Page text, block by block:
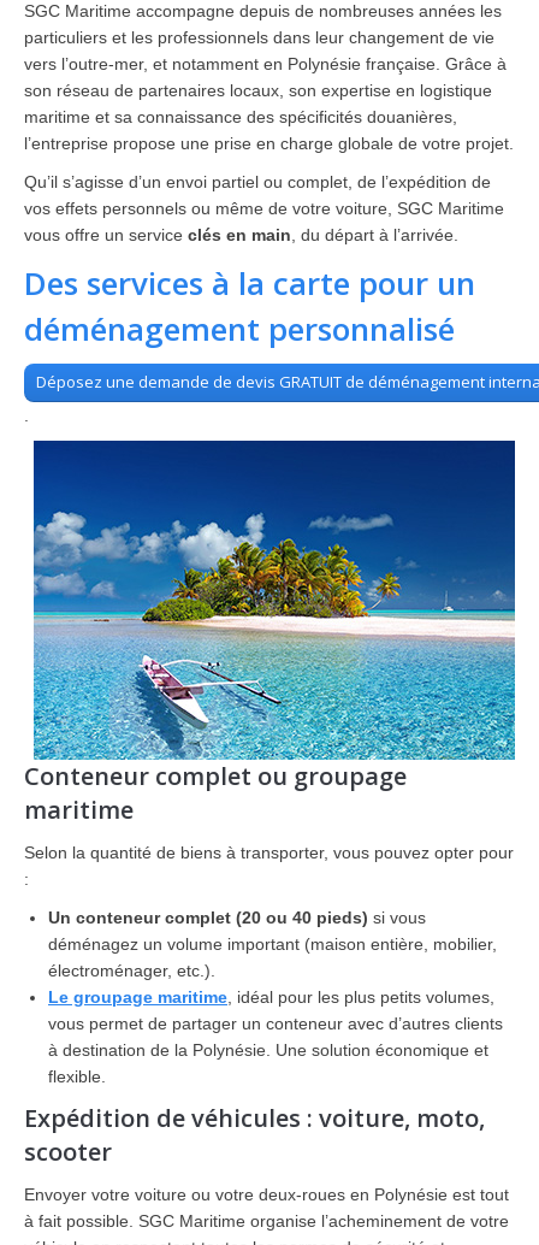
SGC Maritime accompagne depuis de nombreuses années les
particuliers et les professionnels dans leur changement de vie
vers l’outre-mer, et notamment en Polynésie française. Grâce à
son réseau de partenaires locaux, son expertise en logistique
maritime et sa connaissance des spécificités douanières,
l’entreprise propose une prise en charge globale de votre projet.
Qu’il s’agisse d’un envoi partiel ou complet, de l’expédition de
vos effets personnels ou même de votre voiture, SGC Maritime
vous offre un service clés en main , du départ à l’arrivée.
Des services à la carte pour un
déménagement personnalisé
Déposez une demande de devis GRATUIT de déménagement
Conteneur complet ou groupage
maritime
Selon la quantité de biens à transporter, vous pouvez opter pour
:
Un conteneur complet (20 ou 40 pieds) si vous
déménagez un volume important (maison entière, mobilier,
électroménager, etc.).
Le groupage maritime , idéal pour les plus petits volumes,
vous permet de partager un conteneur avec d’autres clients
à destination de la Polynésie. Une solution économique et
flexible.
Expédition de véhicules : voiture, moto,
scooter
Envoyer votre voiture ou votre deux-roues en Polynésie est tout
à fait possible. SGC Maritime organise l’acheminement de votre